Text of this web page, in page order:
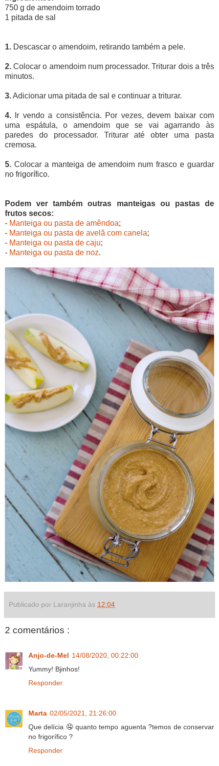
750 g de amendoim torrado
1 pitada de sal
1. Descascar o amendoim, retirando também a pele.
2. Colocar o amendoim num processador. Triturar dois a três
minutos.
3.Adicionar uma pitada de sal e continuar a triturar.
4. Ir vendo a consistência. Por vezes, devem baixar com
uma espátula, o amendoim que se vai agarrando às
paredes do processador. Triturar até obter uma pasta
cremosa.
5. Colocar a manteiga de amendoim num frasco e guardar
no frigorífico.
Podem ver também outras manteigas ou pastas de
frutos secos:
- Manteiga ou pasta de amêndoa;
- Manteiga ou pasta de avelã com canela;
- Manteiga ou pasta de caju;
- Manteiga ou pasta de noz.
Publicado por Laranjinha às 12:04
2 comentários :
Anjo-de-Mel 14/08/2020, 00:22:00
Yummy! Bjinhos!
Responder
Marta 02/05/2021, 21:26:00
Que delícia 🤤 quanto tempo aguenta ?temos de conservar
no frigorífico ?
Responder